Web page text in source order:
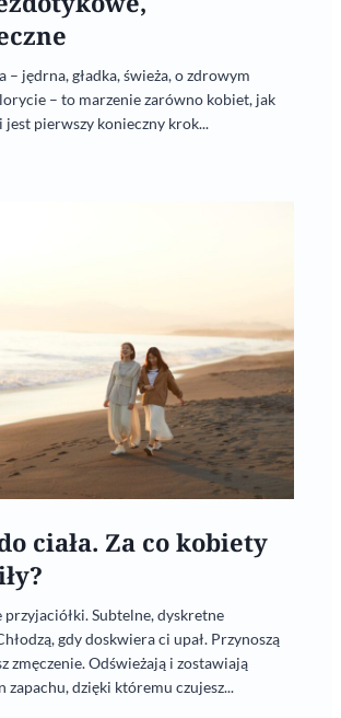
– jędrna, gładka, świeża, o zdrowym
– to marzenie zarówno kobiet, jak
jest pierwszy konieczny krok...
ciała. Za co kobiety
przyjaciółki. Subtelne, dyskretne
gdy doskwiera ci upał. Przynoszą
zmęczenie. Odświeżają i zostawiają
zapachu, dzięki któremu czujesz...